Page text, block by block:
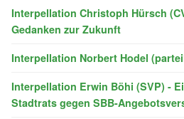
Interpellation Christoph Hürsch
Gedanken zur Zukunft
Interpellation Norbert Hodel
Interpellation Erwin Böhi (SVP) -
Stadtrats gegen SBB-